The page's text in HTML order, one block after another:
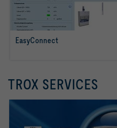
EasyConnect
TROX SERVICES